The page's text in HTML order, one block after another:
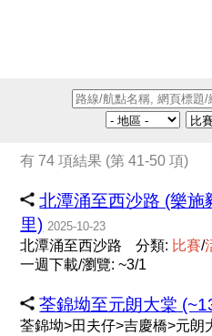
有 74 項結果 (第 41-50 項)
北潭涌至西沙路 (樂
里) 2025-10-23
北潭涌至西沙路 分類: 比賽/
一週下載/瀏覽: ~3/1
荃錦坳至元朗大棠
荃錦坳>田夫仔>吉慶橋>元朗